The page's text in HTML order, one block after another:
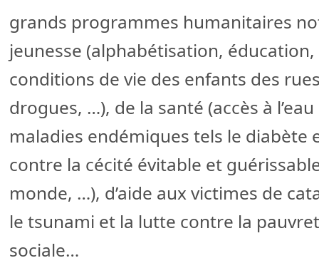
grands programmes humanitaires
jeunesse (alphabétisation,
conditions de vie des enfants des
drogues, …), de la santé (accès à
maladies endémiques tels le diabète
contre la cécité évitable et
monde, …), d’aide aux victimes de
le tsunami et la lutte contre la
sociale…